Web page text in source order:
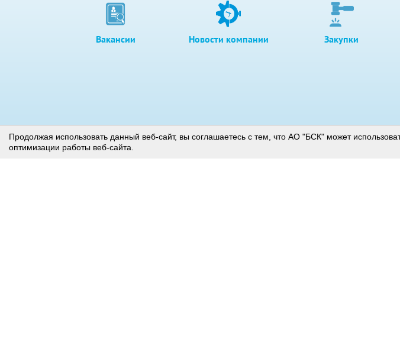
Вакансии Новости компании Закупки
Продолжая использовать данный веб-сайт, вы соглашаетесь с тем, что АО "БСК" может
оптимизации работы веб-сайта.